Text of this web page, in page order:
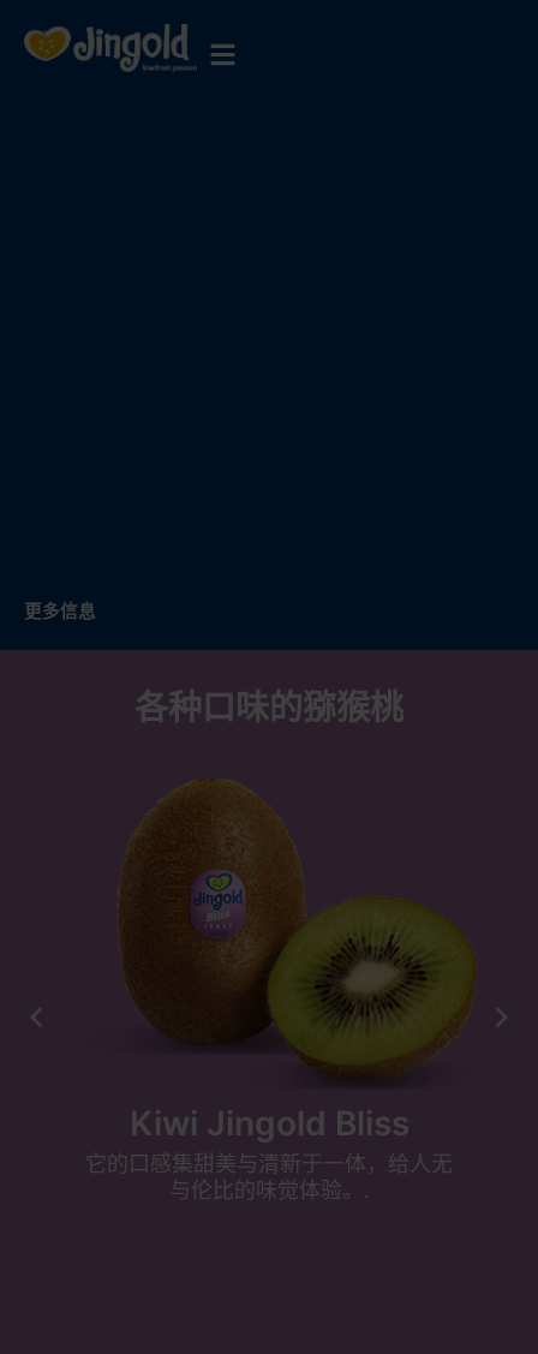
更多信息
各种口味的猕猴桃
Kiwi Jingold Bliss
它的口感集甜美与清新于一体，给人无
与伦比的味觉体验。.